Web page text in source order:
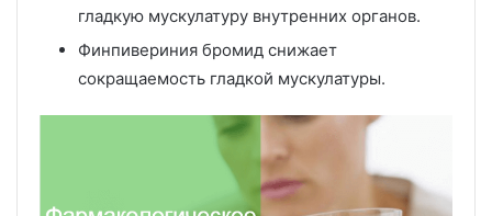
гладкую мускулатуру внутренних органов.
Финпивериния бромид снижает
сокращаемость гладкой мускулатуры.